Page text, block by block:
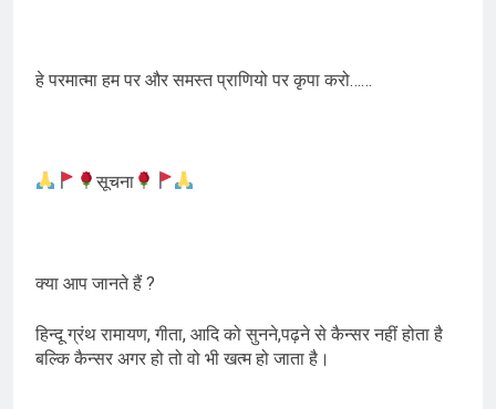
हे परमात्मा हम पर और समस्त प्राणियो पर कृपा करो……
सूचना
क्या आप जानते हैं ?
हिन्दू ग्रंथ रामायण, गीता, आदि को सुनने,पढ़ने से कैन्सर नहीं होता है
बल्कि कैन्सर अगर हो तो वो भी खत्म हो जाता है।